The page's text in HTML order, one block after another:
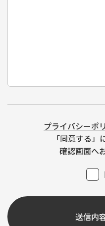
プライバシーポ
「同意する」
確認画面へ